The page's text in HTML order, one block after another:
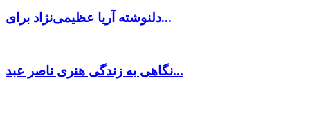
دلنوشته آریا عظیمی‌نژاد برای...
نگاهی به زندگی هنری ناصر عبد...